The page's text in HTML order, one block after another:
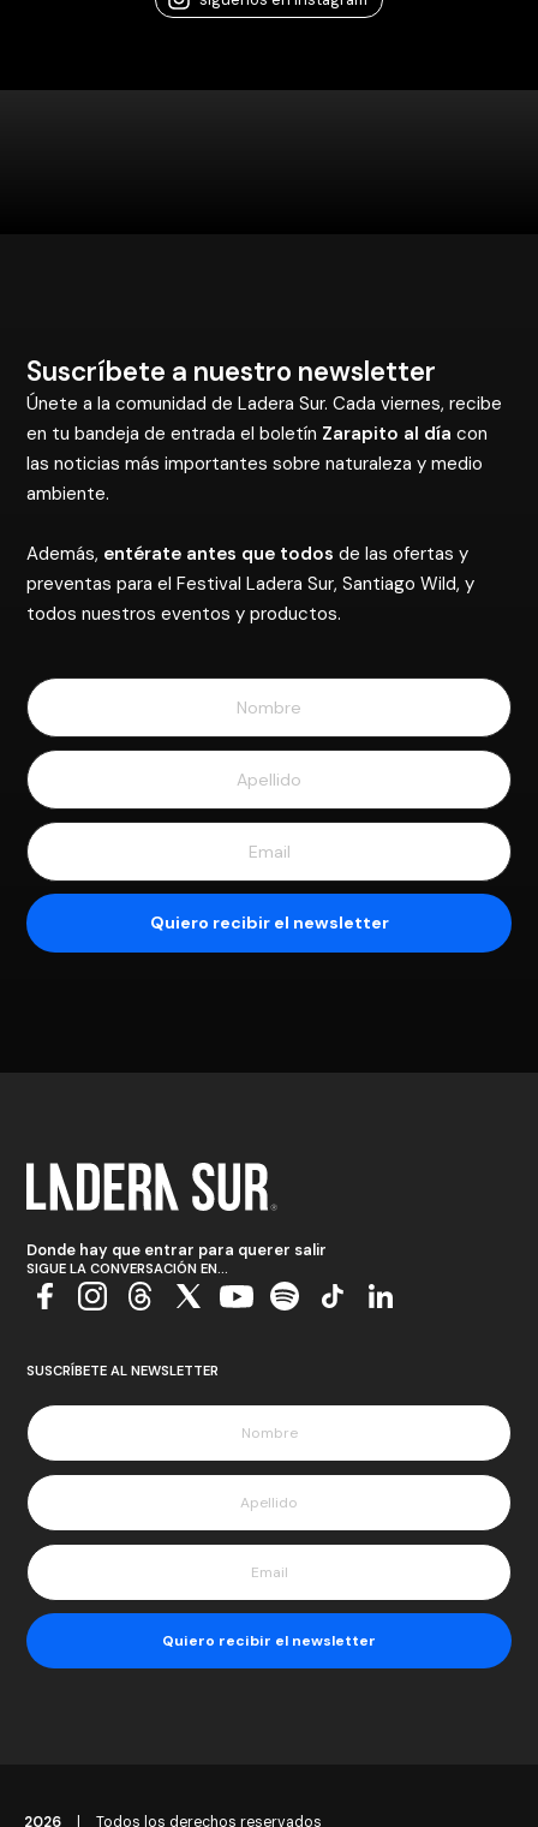
Suscríbete a nuestro newsletter
Únete a la comunidad de Ladera Sur. Cada viernes, recibe
en tu bandeja de entrada el boletín Zarapito al día con
las noticias más importantes sobre naturaleza y medio
ambiente.
Además, entérate antes que todos de las ofertas y
preventas para el Festival Ladera Sur, Santiago Wild, y
todos nuestros eventos y productos.
Donde hay que entrar para querer salir
SIGUE LA CONVERSACIÓN EN...
SUSCRÍBETE AL NEWSLETTER
2026 Todos los derechos reservados